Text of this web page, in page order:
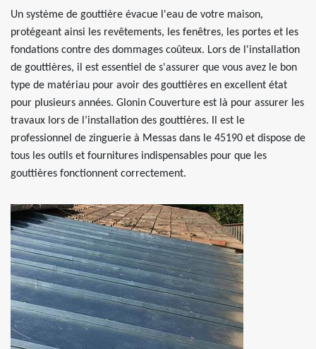
Un système de gouttière évacue l'eau de votre maison,
protégeant ainsi les revêtements, les fenêtres, les portes et les
fondations contre des dommages coûteux. Lors de l'installation
de gouttières, il est essentiel de s'assurer que vous avez le bon
type de matériau pour avoir des gouttières en excellent état
pour plusieurs années. Glonin Couverture est là pour assurer les
travaux lors de l’installation des gouttières. Il est le
professionnel de zinguerie à Messas dans le 45190 et dispose de
tous les outils et fournitures indispensables pour que les
gouttières fonctionnent correctement.